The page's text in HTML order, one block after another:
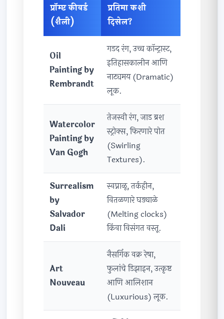
प्रॉम्प्ट कीवर्ड
(शैली)
प्रतिमा कशी
दिसेल?
Oil
Painting by
Rembrandt
गडद रंग, उच्च कॉन्ट्रास्ट,
इतिहासकालीन आणि
नाट्यमय (Dramatic)
लूक.
Watercolor
Painting by
Van Gogh
तेजस्वी रंग, जाड ब्रश
स्ट्रोक्स, फिरणारे पोत
(Swirling
Textures).
Surrealism
by
Salvador
Dali
स्वप्नाळू, तर्कहीन,
वितळणारे घड्याळे
(Melting clocks)
किंवा विसंगत वस्तू.
Art
Nouveau
नैसर्गिक वक्र रेषा,
फुलांचे डिझाइन, उत्कृष्ट
आणि आलिशान
(Luxurious) लूक.